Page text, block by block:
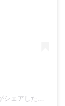
I love Yoo Seung ho👑(@walnutgrove0817)がシェアした投稿